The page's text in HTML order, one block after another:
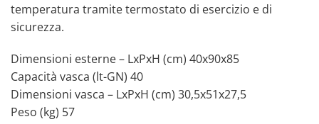
temperatura tramite termostato di esercizio e di
sicurezza.
Dimensioni esterne – LxPxH (cm) 40x90x85
Capacità vasca (lt-GN) 40
Dimensioni vasca – LxPxH (cm) 30,5x51x27,5
Peso (kg) 57